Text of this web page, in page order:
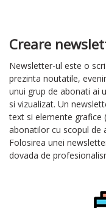
Creare
Newsletter-ul este o
prezinta noutatile,
unui grup de abonati ai
si vizualizat. Un
text si elemente grafice
abonatilor cu scopul de
Folosirea unei
dovada de